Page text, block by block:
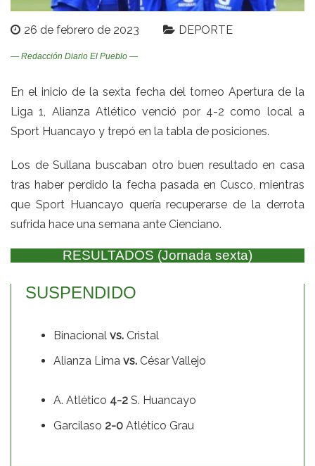
26 de febrero de 2023 DEPORTE
— Redacción Diario El Pueblo —
En el inicio de la sexta fecha del torneo Apertura de la
Liga 1, Alianza Atlético venció por 4-2 como local a
Sport Huancayo y trepó en la tabla de posiciones.
Los de Sullana buscaban otro buen resultado en casa
tras haber perdido la fecha pasada en Cusco, mientras
que Sport Huancayo quería recuperarse de la derrota
sufrida hace una semana ante Cienciano.
RESULTADOS (Jornada sexta)
SUSPENDIDO
Binacional vs. Cristal
Alianza Lima vs. César Vallejo
A. Atlético 4-2 S. Huancayo
Garcilaso 2-0 Atlético Grau